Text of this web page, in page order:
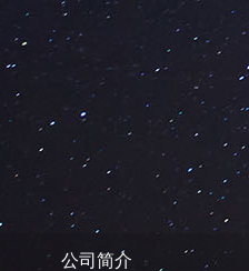
公司简介